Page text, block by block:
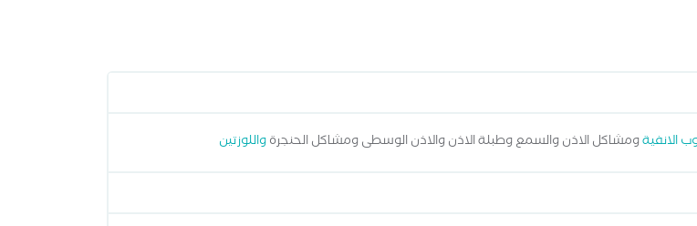
الانفيةومشاكل الاذن والسمع وطبلة الاذن والاذن الوسطى ومشاكل الحنجرةواللوزتين